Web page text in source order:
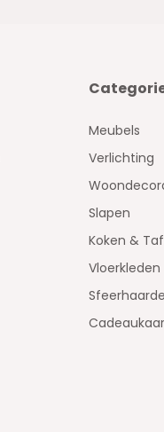
Meubels
Verlichting
Slapen
Koken &
Vloerkleden